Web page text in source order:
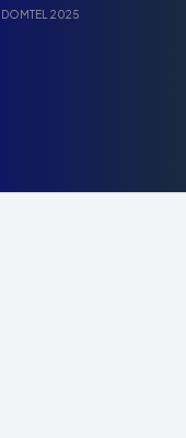
2025